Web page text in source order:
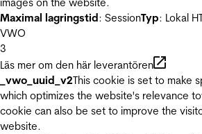
Maximal lagringstid: SessionTyp: Lokal
VWO
3
Läs mer om den här leverantören
_vwo_uuid_v2This cookie is set to make
which optimizes the website's relevance
cookie can also be set to improve the
website.